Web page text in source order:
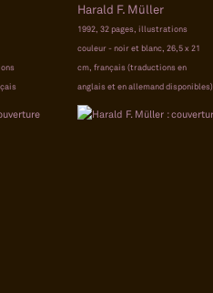
Harald F. Müller
1992, 32 pages, illustrations
couleur - noir et blanc, 26,5 x 21
cm, français (traductions en
anglais et en allemand disponibles)